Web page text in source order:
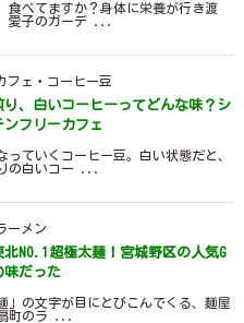
食べてますか？身体に栄養が行き渡
愛子のガーデ ...
フェ・コーヒー豆
り、白いコーヒーってどんな味？シ
ンフリーカフェ
っていくコーヒー豆。白い状態だと、
の白いコー ...
ーメン
北NO.1超極太麺！宮城野区の人気G
味だった
」の文字が目にとびこんでくる、麺屋
町のラ ...